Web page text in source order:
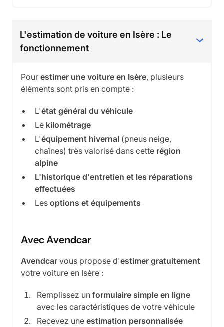
L'estimation de voiture en Isère : Le
fonctionnement
Pour estimer une voiture en Isère, plusieurs
éléments sont pris en compte :
L'état général du véhicule
Le kilométrage
L'équipement hivernal (pneus neige,
chaînes) très valorisé dans cette région
alpine
L'historique d'entretien et les réparations
effectuées
Les options et équipements
Avec Avendcar
Avendcar vous propose d'estimer gratuitement
votre voiture en Isère :
Remplissez un formulaire simple en ligne
avec les caractéristiques de votre véhicule
Recevez une estimation personnalisée